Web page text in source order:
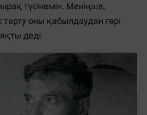
түсінемін. Меніңше,
оны қабылдаудан гөрі
деді.